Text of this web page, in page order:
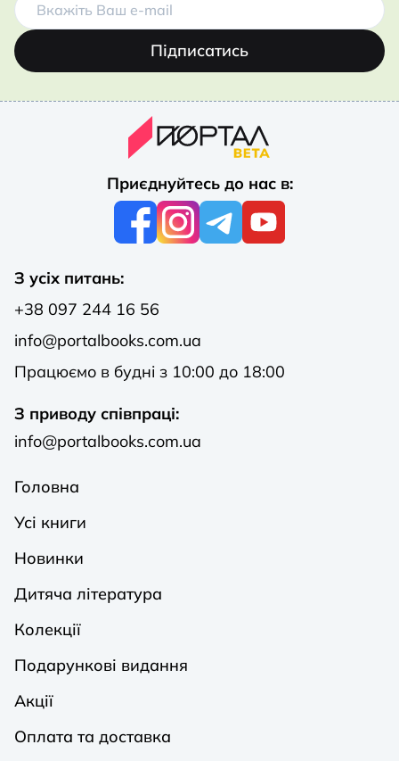
Підписатись
Приєднуйтесь до нас в:
З усіх питань:
+38 097 244 16 56
info@portalbooks.com.ua
Працюємо в будні з 10:00 до 18:00
З приводу співпраці:
info@portalbooks.com.ua
Головна
Усі книги
Новинки
Дитяча література
Колекції
Подарункові видання
Акції
Оплата та доставка